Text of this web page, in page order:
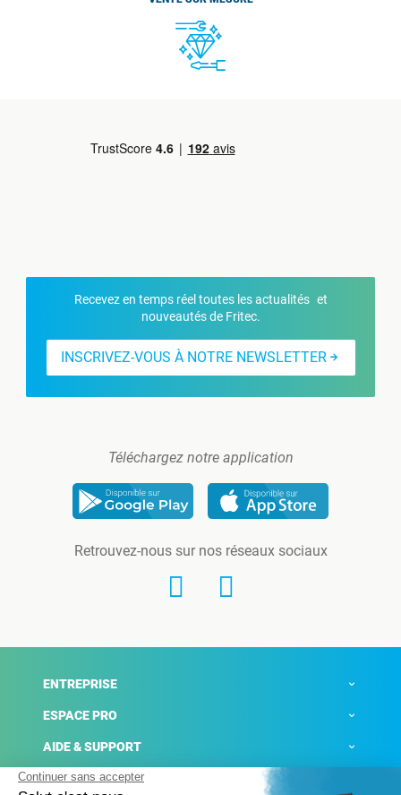
Recevez en temps réel toutes les actualités et
nouveautés de Fritec.
INSCRIVEZ-VOUS À NOTRE NEWSLETTER
Téléchargez notre application
Retrouvez-nous sur nos réseaux sociaux
ENTREPRISE
ESPACE PRO
AIDE & SUPPORT
ACTUALITÉS